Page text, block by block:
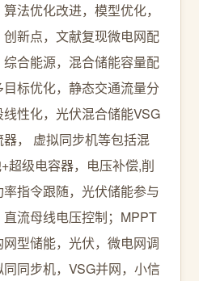
法优化改进，模型优化，
新点，文献复现微电网配
合能源，混合储能容量配
标优化，静态交通流量分
性化，光伏混合储能VSG
， 虚拟同步机等包括混
超级电容器，电压补偿,削
指令跟随，光伏储能参与
流母线电压控制；MPPT
型储能，光伏，微电网调
同步机，VSG并网，小信